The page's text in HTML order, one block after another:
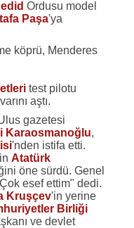
Ordusu model
Paşa'ya
köprü, Menderes
test pilotu
aştı.
gazetesi
Karaosmanoğlu,
'nden istifa etti.
Atatürk
öne sürdü. Genel
esef ettim" dedi.
Kruşçev'in yerine
Birliği
ve devlet